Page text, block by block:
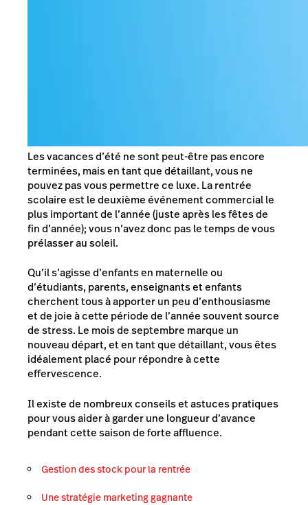
Les vacances d’été ne sont peut-être pas encore
terminées, mais en tant que détaillant, vous ne
pouvez pas vous permettre ce luxe. La rentrée
scolaire est le deuxième événement commercial le
plus important de l’année (juste après les fêtes de
fin d’année); vous n’avez donc pas le temps de vous
prélasser au soleil.
Qu’il s’agisse d’enfants en maternelle ou
d’étudiants, parents, enseignants et enfants
cherchent tous à apporter un peu d’enthousiasme
et de joie à cette période de l’année souvent source
de stress. Le mois de septembre marque un
nouveau départ, et en tant que détaillant, vous êtes
idéalement placé pour répondre à cette
effervescence.
Il existe de nombreux conseils et astuces pratiques
pour vous aider à garder une longueur d’avance
pendant cette saison de forte affluence.
Gestion des stock pour la rentrée
Une stratégie marketing gagnante